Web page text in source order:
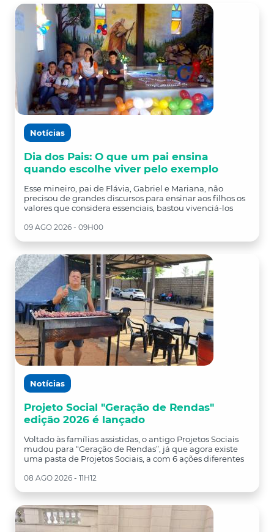
Notícias
Dia dos Pais: O que um pai ensina
quando escolhe viver pelo exemplo
Esse mineiro, pai de Flávia, Gabriel e Mariana, não
precisou de grandes discursos para ensinar aos filhos os
valores que considera essenciais, bastou vivenciá-los
09 AGO 2026 - 09H00
Notícias
Projeto Social "Geração de Rendas"
edição 2026 é lançado
Voltado às famílias assistidas, o antigo Projetos Sociais
mudou para “Geração de Rendas”, já que agora existe
uma pasta de Projetos Sociais, a com 6 ações diferentes
08 AGO 2026 - 11H12